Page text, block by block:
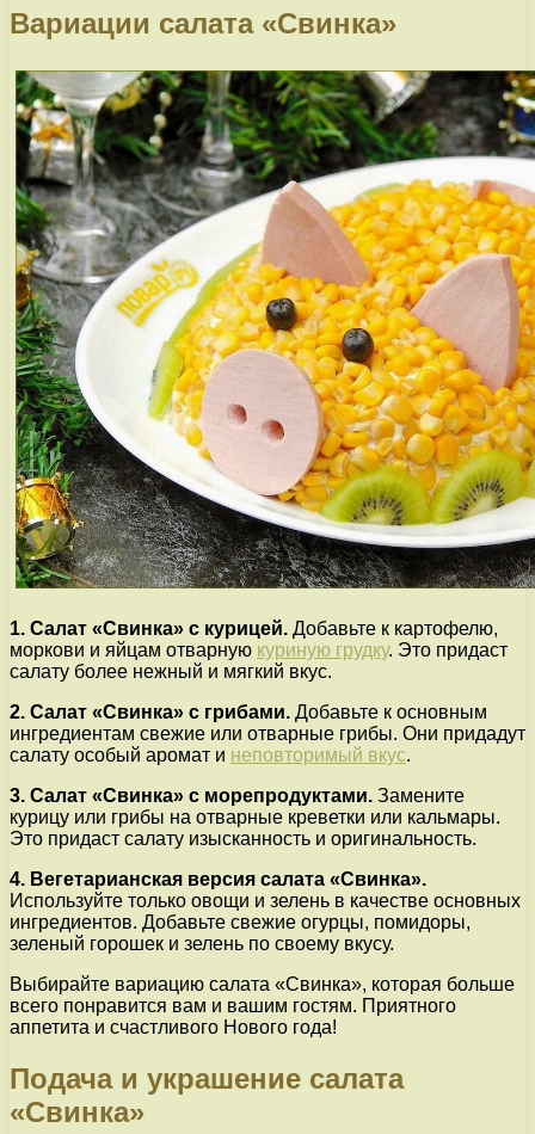
Вариации салата «Свинка»
1. Салат «Свинка» с курицей. Добавьте к картофелю,
моркови и яйцам отварную куриную грудку. Это придаст
салату более нежный и мягкий вкус.
2. Салат «Свинка» с грибами. Добавьте к основным
ингредиентам свежие или отварные грибы. Они придадут
салату особый аромат и неповторимый вкус.
3. Салат «Свинка» с морепродуктами. Замените
курицу или грибы на отварные креветки или кальмары.
Это придаст салату изысканность и оригинальность.
4. Вегетарианская версия салата «Свинка».
Используйте только овощи и зелень в качестве основных
ингредиентов. Добавьте свежие огурцы, помидоры,
зеленый горошек и зелень по своему вкусу.
Выбирайте вариацию салата «Свинка», которая больше
всего понравится вам и вашим гостям. Приятного
аппетита и счастливого Нового года!
Подача и украшение салата
«Свинка»